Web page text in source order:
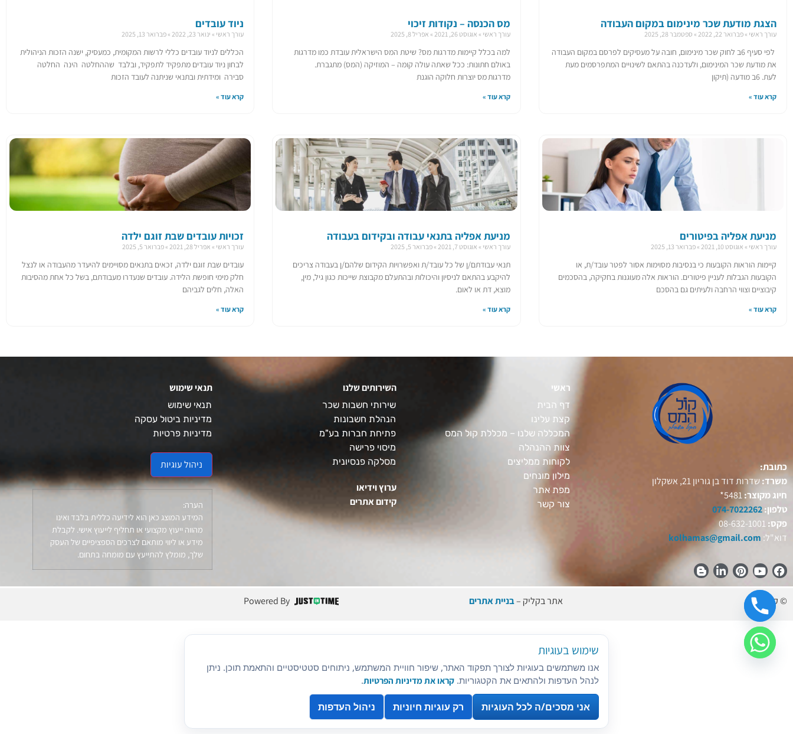
הצגת מודעת שכר מינימום במקום העבודה
עורך ראשי פברואר 22, 2022 ספטמבר 28, 2025
​לפי סעיף 6ב לחוק שכר מינימום, חובה על מעסיקים לפרסם במקום העבודה
את מודעת שכר המינימום, ולעדכנה בהתאם לשינויים המתפרסמים מעת
לעת. 6ב מודעה (תיקון
קרא עוד »
מס הכנסה – נקודות זיכוי
עורך ראשי אוגוסט 26, 2021 אפריל 8, 2025
למה בכלל קיימות מדרגות מס? שיטת המס הישראלית עובדת כמו מדרגות
באולם חתונות: ככל שאתה עולה קומה – המוזיקה (המס) מתגברת.
מדרגות מס יוצרות חלוקה הוגנת
קרא עוד »
ניוד עובדים
עורך ראשי ינואר 23, 2022 פברואר 13, 2025
הכללים לניוד עובדים כללי לרשות המקומית, כמעסיק, ישנה הזכות הניהולית
לבחון ניוד עובדים מתפקיד לתפקיד, ובלבד שההחלטה הינה החלטה
סבירה ומידתית ובתנאי שניתנה לעובד הזכות
קרא עוד »
מניעת אפליה בפיטורים
עורך ראשי אוגוסט 10, 2021 פברואר 13, 2025
קיימות הוראות הקובעות כי בנסיבות מסוימות אסור לפטר עובד/ת, או
הקובעות הגבלות לעניין פיטורים. הוראות אלה מעוגנות בחקיקה, בהסכמים
קיבוציים וצווי הרחבה ולעיתים גם בהסכם
קרא עוד »
מניעת אפליה בתנאי עבודה ובקידום בעבודה
עורך ראשי אוגוסט 7, 2021 פברואר 5, 2025
תנאי עבודתם/ן של כל עובד/ת ואפשרויות הקידום שלהם/ן בעבודה צריכים
להיקבע בהתאם לניסיון והיכולות ובהתעלם מקבוצת שייכות כגון גיל, מין,
מוצא, דת או לאום.
קרא עוד »
זכויות עובדים שבת זוגם ילדה
עורך ראשי אפריל 28, 2021 פברואר 5, 2025
עובדים שבת זוגם ילדה, זכאים בתנאים מסויימים להיעדר מהעבודה או לנצל
חלק מימי חופשת הלידה. עובדים שנעדרו מעבודתם, בשל כל אחת מהסיבות
האלה, חלים לגביהם
קרא עוד »
כתובת:
משרד:שדרות דוד בן גוריון 21, אשקלון
חיוג מקוצר:
טלפון:074-7022262
פקס:
דוא"ל: kolhamas@gmail.com
ראשי
דף הבית
קצת עלינו
המכללה שלנו – מכללת קול המס
צוות ההנהלה
לקוחות ממליצים
מילון מונחים
מפת אתר
צור קשר
השירותים שלנו
שירותי חשבות שכר
הנהלת חשבונות
פתיחת חברות בע"מ
מיסוי פרישה
מסלקה פנסיונית
ערוץ וידיאו
קידום אתרים
תנאי שימוש
תנאי שימוש
מדיניות ביטול עסקה
מדיניות פרטיות
ניהול עוגיות
הערה:
המידע המוצג כאן הוא לידיעה כללית בלבד ואינו
מהווה ייעוץ מקצועי או תחליף לייעוץ אישי. לקבלת
מידע או ליווי מותאם לצרכים הספציפיים של העסק
שלך, מומלץ להתייעץ עם מומחה בתחום.
© קול המס אתר בקליק –בניית אתרים Powered By
שימוש בעוגיות
אנו משתמשים בעוגיות לצורך תפקוד האתר, שיפור חוויית המשתמש, ניתוחים סטטיסטיים והתאמת תוכן. ניתן
לנהל העדפות ולהתאים את הקטגוריות. קראו את מדיניות הפרטיות.
אני מסכים/ה לכל העוגיות רק עוגיות חיוניות ניהול העדפות